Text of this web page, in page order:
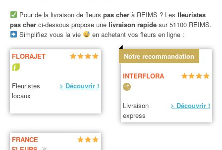
Pour de la livraison de fleurs pas cherà REIMS ? Les fleuristes
pas cher ci-dessous propose une livraison rapide sur 51100 REIMS.
Simplifiez vous la vie
en achetant vos fleurs en ligne :
FLORAJET
Fleuristes
locaux
> Découvrir !
Notre recommandation
INTERFLORA
Livraison
express
> Découvrir !
FRANCE